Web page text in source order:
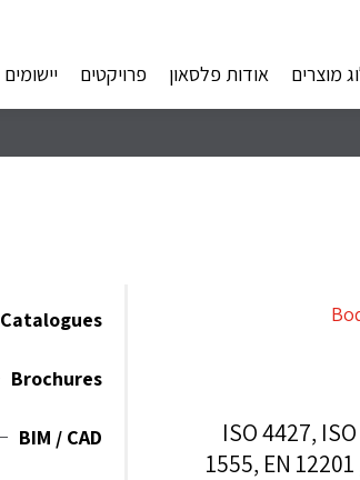
מוצרים
אודות פלסאון פרויקטים יישומים
ISO 4427,
1555, EN
Catalogues
Brochures
BIM / CAD